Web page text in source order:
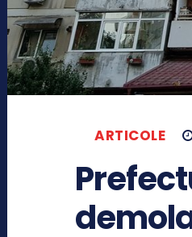
ARTICOLE